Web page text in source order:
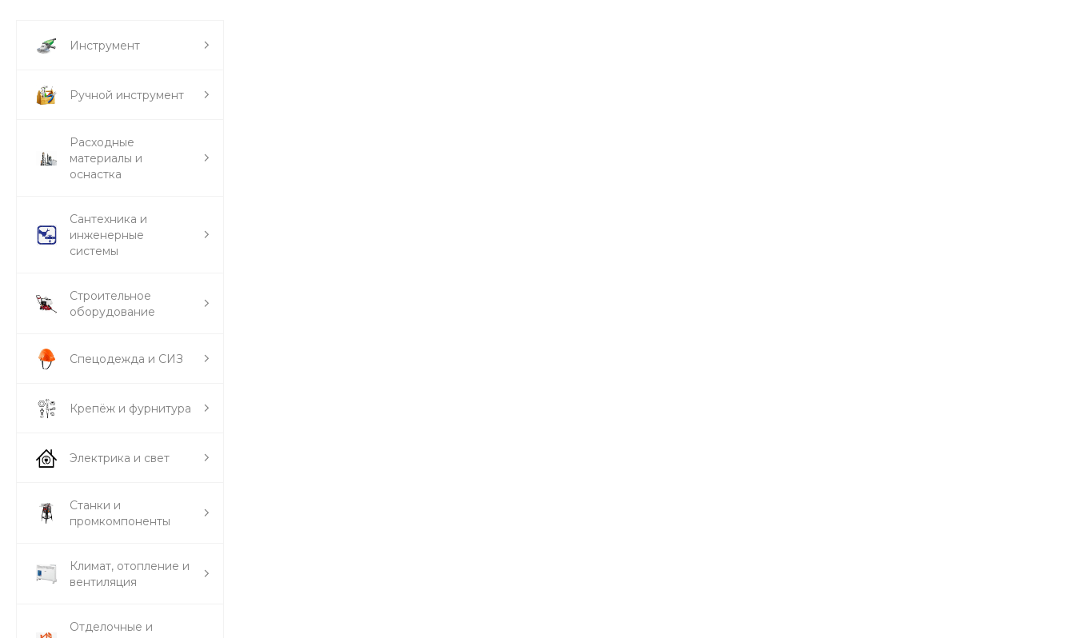
Инструмент
Ручной инструмент
Расходные
материалы и
оснастка
Сантехника и
инженерные
системы
Строительное
оборудование
Спецодежда и СИЗ
Крепёж и фурнитура
Электрика и свет
Станки и
промкомпоненты
Климат, отопление и
вентиляция
Отделочные и